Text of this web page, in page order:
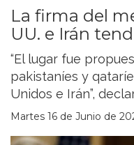
La firma del
UU. e Irán
“El lugar fue
pakistaníes y
Unidos e Irán”,
Martes 16 de Junio de